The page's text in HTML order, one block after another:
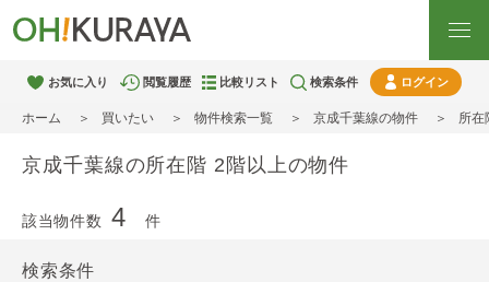
お気に入り 閲覧履歴 比較リスト 検索条件 ログイン
ホーム 買いたい 物件検索一覧 京成千葉線の物件 所在
京成千葉線の所在階 2階以上の物件
該当物件数 4 件
検索条件